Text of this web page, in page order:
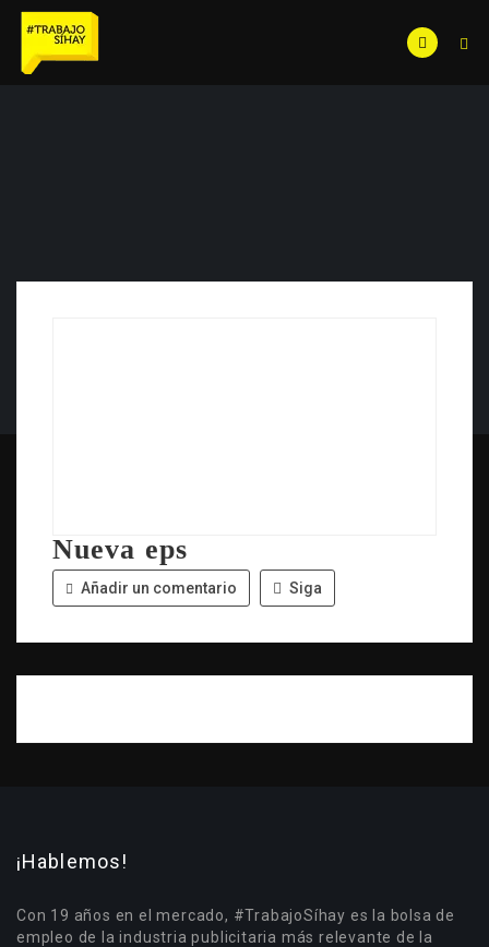
Nueva eps
Añadir un comentario Siga
¡Hablemos!
Con 19 años en el mercado, #TrabajoSíhay es la bolsa de
empleo de la industria publicitaria más relevante de la